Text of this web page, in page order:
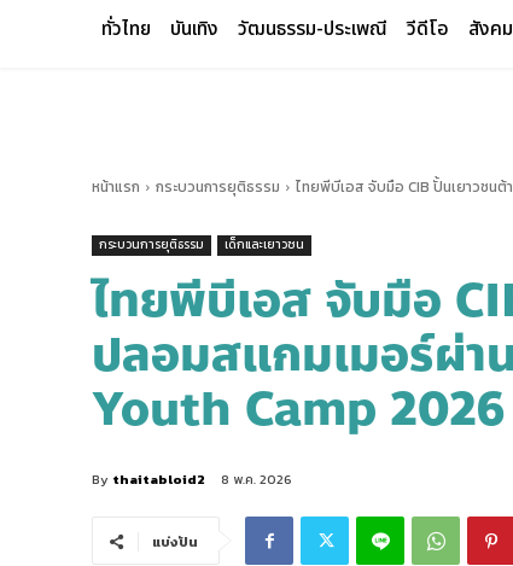
ทั่วไทย
บันเทิง วัฒนธรรม-ประเพณี วีดีโอ สังคม
หน้าแรก กระบวนการยุติธรรม ไทยพีบีเอส จับมือ CIB ปั้นเยาวชน
กระบวนการยุติธรรม เด็กและเยาวชน
ไทยพีบีเอส จับมือ
ปลอมสแกมเมอร์ผ่
Youth Camp 2026
By thaitabloid2 8 พ.ค. 2026
แบ่งปัน